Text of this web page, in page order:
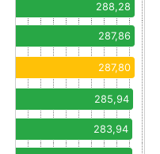
288,28
287,86
287,80
285,94
283,94